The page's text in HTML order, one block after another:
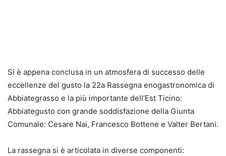
Si è appena conclusa in un atmosfera di successo delle
eccellenze del gusto la 22a Rassegna enogastronomica di
Abbiategrasso e la più importante dell’Est Ticino:
Abbiategusto con grande soddisfazione della Giunta
Comunale: Cesare Nai, Francesco Bottene e Valter Bertani.
La rassegna si è articolata in diverse componenti: